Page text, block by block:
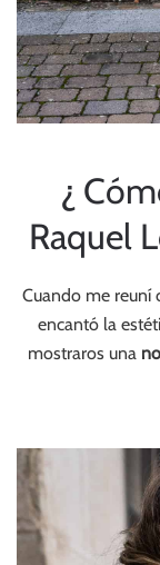
¿
Raquel
Cuando me reuní
encantó la
mostraros una